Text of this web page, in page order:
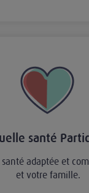
santé
adaptée et
et votre famille.